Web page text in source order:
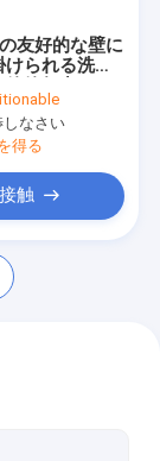
友好的な壁に
けられる洗面
Eco
しなさい
得る
接触